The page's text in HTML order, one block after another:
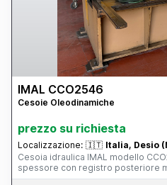
IMAL CCO2546
Cesoie Oleodinamiche
prezzo su richiesta
Localizzazione: 🇮🇹 Italia, Desio
Cesoia idraulica IMAL modello
spessore con registro posteriore